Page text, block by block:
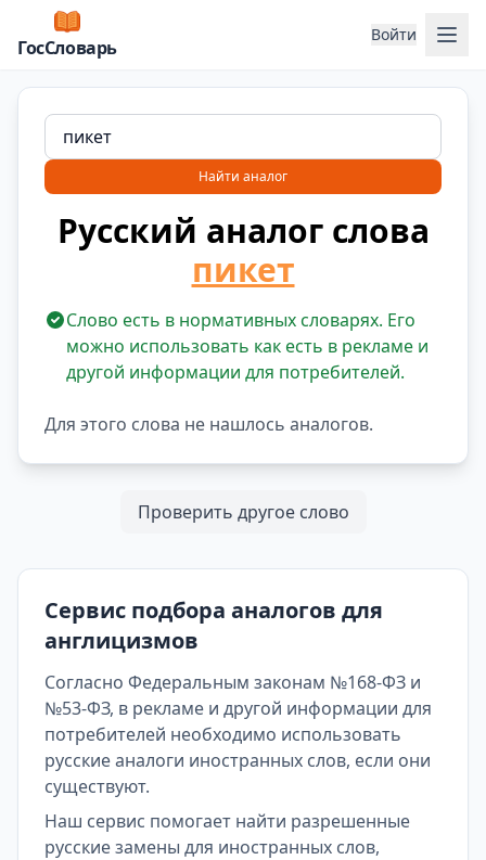
ГосСловарь
Войти
Найти аналог
Русский аналог слова
пикет
Слово есть в нормативных словарях. Его
можно использовать как есть в рекламе и
другой информации для потребителей.
Для этого слова не нашлось аналогов.
Проверить другое слово
Сервис подбора аналогов для
англицизмов
Согласно Федеральным законам №168-ФЗ и
№53-ФЗ, в рекламе и другой информации для
потребителей необходимо использовать
русские аналоги иностранных слов, если они
существуют.
Наш сервис помогает найти разрешенные
русские замены для иностранных слов,